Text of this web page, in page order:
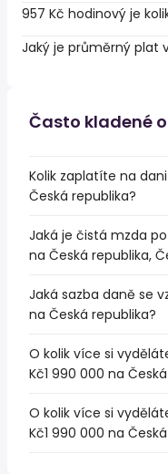
957 Kč hodinový je
Jaký je průměrný plat
Často kladené
Kolik zaplatíte na
Česká republika?
Jaká je čistá mzda
na Česká republika,
Jaká sazba daně se
na Česká republika?
O kolik více si
Kč1 990 000 na
O kolik více si
Kč1 990 000 na